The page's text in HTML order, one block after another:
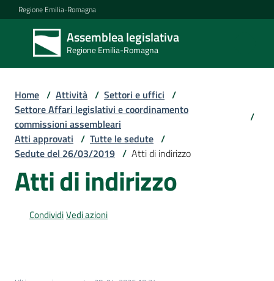
Vai al contenuto
Vai alla navigazione
Vai al footer
Regione Emilia-Romagna
Assemblea legislativa
Regione Emilia-Romagna
Assemblea
legislativa
Regione Emilia-
Assemblea
Attività
Per
Home / Attività / Settori e uffici /
Settore Affari legislativi e coordinamento
commissioni assembleari
/
Atti approvati / Tutte le sedute /
Sedute del 26/03/2019 / Atti di indirizzo
Atti di indirizzo
CondividiVedi azioni